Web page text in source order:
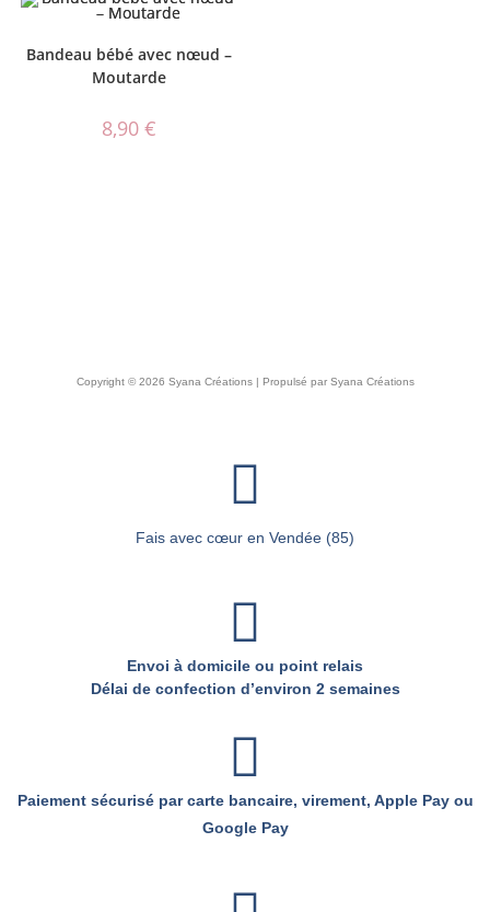
Bandeau bébé avec nœud –
Moutarde
8,90€
Copyright © 2026 Syana Créations | Propulsé par Syana Créations
Fais avec cœur en Vendée (85)
Envoi à domicile ou point relais
Délai de confection d’environ 2 semaines
Paiement sécurisé par carte bancaire, virement, Apple Pay ou
Google Pay